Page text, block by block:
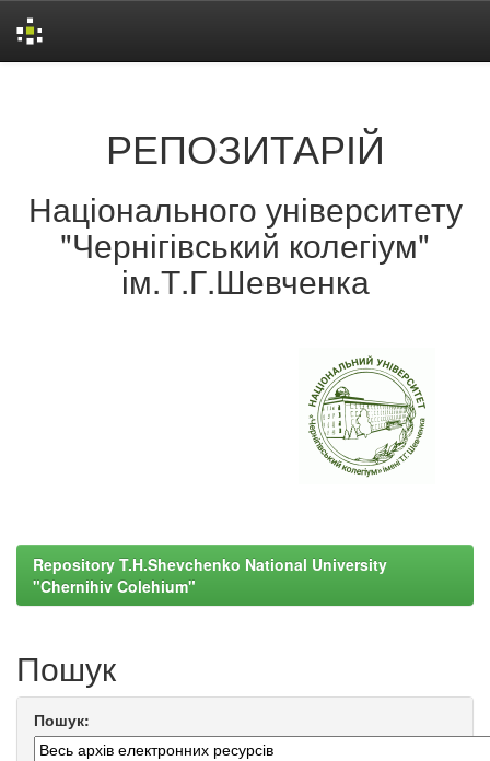
РЕПОЗИТАРІЙ
Національного університету
"Чернігівський колегіум"
ім.Т.Г.Шевченка
Repository T.H.Shevchenko National University
"Chernihiv Colehium"
Пошук
Пошук: